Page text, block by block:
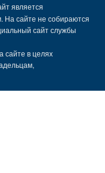
является
сайте не собираются
сайт службы
сайте в целях